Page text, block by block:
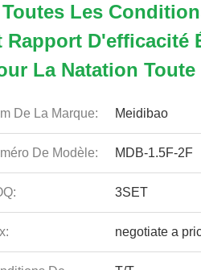
Les
Rapport D'efficacité
La Natation Toute
De La Marque: Meidibao
De Modèle: MDB-1.5F-2F
3SET
negotiate a